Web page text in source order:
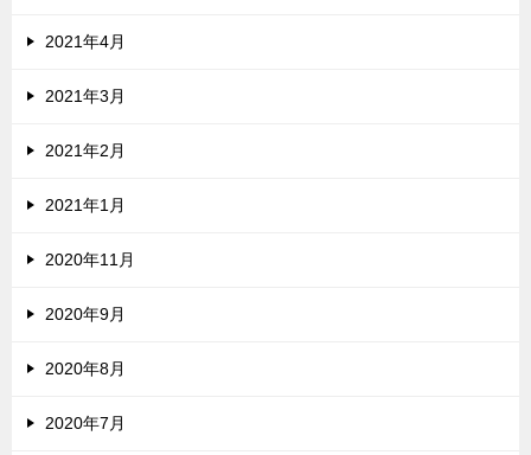
2021年4月
2021年3月
2021年2月
2021年1月
2020年11月
2020年9月
2020年8月
2020年7月